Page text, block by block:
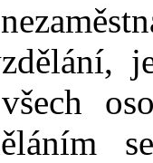
všech